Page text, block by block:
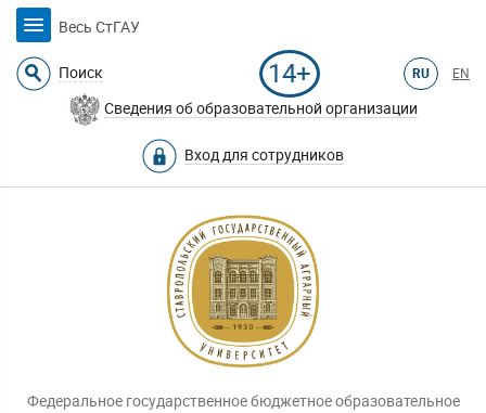
Весь СтГАУ
Поиск 14+ RU EN
Сведения об образовательной организации
Вход для сотрудников
Федеральное государственное бюджетное образовательное